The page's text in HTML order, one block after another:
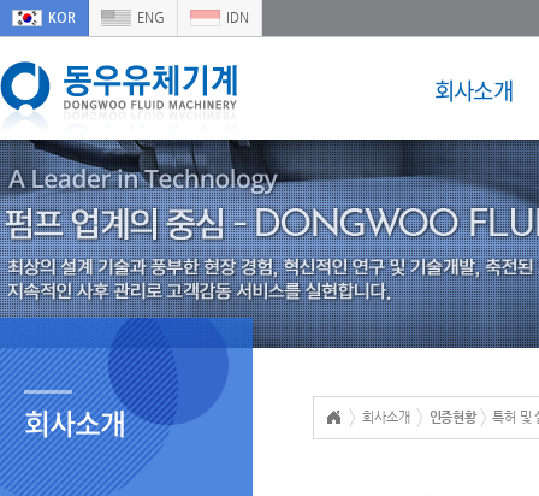
KOR ENG IDN
회사소개
회사소개 회사소개 인증현황 특허 및